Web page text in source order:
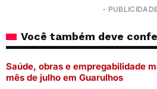
-
Você também deve
Saúde, obras e empregabilidade
mês de julho em Guarulhos